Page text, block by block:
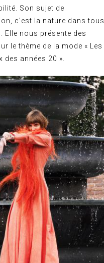
Son sujet de
c’est la nature dans tous
Elle nous présente des
le thème de la mode « Les
des années 20 ».